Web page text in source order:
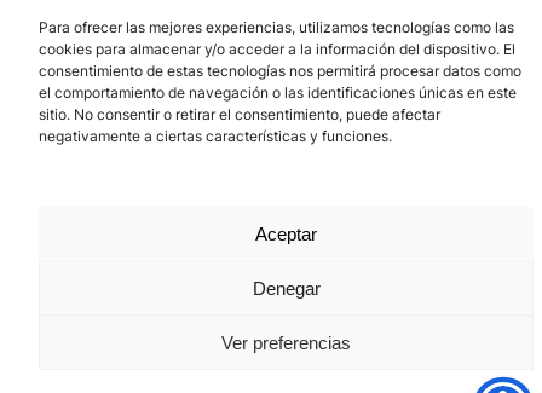
Para ofrecer las mejores experiencias, utilizamos tecnologías como las
cookies para almacenar y/o acceder a la información del dispositivo. El
consentimiento de estas tecnologías nos permitirá procesar datos como
el comportamiento de navegación o las identificaciones únicas en este
sitio. No consentir o retirar el consentimiento, puede afectar
negativamente a ciertas características y funciones.
Aceptar
Denegar
Ver preferencias
Los Prados, 121 – 33203 Gijón
985 185 577 – info@laboralcentrodearte.org